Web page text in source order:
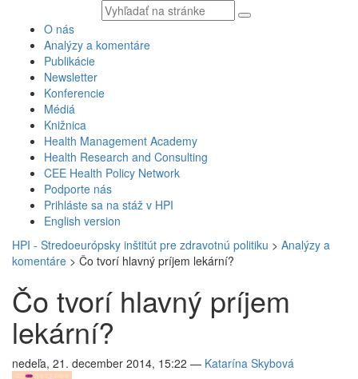
Vyhľadávaný
text
O nás
Analýzy a komentáre
Publikácie
Newsletter
Konferencie
Médiá
Knižnica
Health Management Academy
Health Research and Consulting
CEE Health Policy Network
Podporte nás
Prihláste sa na stáž v HPI
English version
HPI - Stredoeurópsky inštitút pre zdravotnú politiku > Analýzy a
komentáre > Čo tvorí hlavný príjem lekární?
Čo tvorí hlavný príjem
lekární?
nedeľa, 21. december 2014, 15:22 — Katarína Skybová